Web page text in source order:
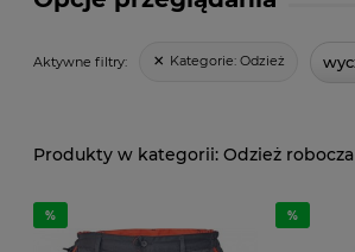
Aktywne filtry: Kategorie: Odzież
Odzież